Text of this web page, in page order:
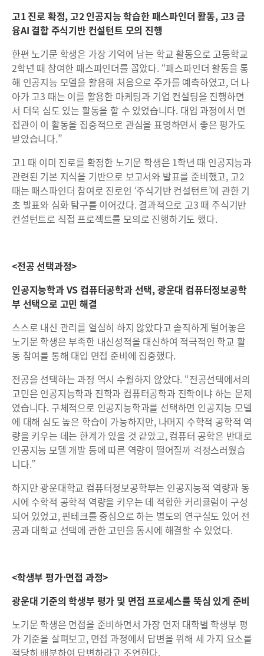
고1 진로 확정, 고2 인공지능 학습한 패스파인더 활동, 고3 금
융AI 결합 주식기반 컨설턴트 모의 진행
한편 노기문 학생은 가장 기억에 남는 학교 활동으로 고등학교
2학년 때 참여한 패스파인더를 꼽았다. “패스파인더 활동을 통
해 인공지능 모델을 활용해 처음으로 주가를 예측하였고, 더 나
아가 고3 때는 이를 활용한 마케팅과 기업 컨설팅을 진행하면
서 더욱 심도 있는 활동을 할 수 있었습니다. 대입 과정에서 면
접관이 이 활동을 집중적으로 관심을 표명하면서 좋은 평가도
받았습니다.”
고1 때 이미 진로를 확정한 노기문 학생은 1학년 때 인공지능과
관련된 기본 지식을 기반으로 보고서와 발표를 준비했고, 고2
때는 패스파인더 참여로 진로인 ‘주식기반 컨설턴트’에 관한 기
초 발표와 심화 탐구를 이어갔다. 결과적으로 고3 때 주식기반
컨설턴트로 직접 프로젝트를 모의로 진행하기도 했다.
<전공 선택과정>
인공지능학과 VS 컴퓨터공학과 선택, 광운대 컴퓨터정보공학
부 선택으로 고민 해결
스스로 내신 관리를 열심히 하지 않았다고 솔직하게 털어놓은
노기문 학생은 부족한 내신성적을 대신하여 적극적인 학교 활
동 참여를 통해 대입 면접 준비에 집중했다.
전공을 선택하는 과정 역시 수월하지 않았다. “전공선택에서의
고민은 인공지능학과 진학과 컴퓨터공학과 진학이냐 하는 문제
였습니다. 구체적으로 인공지능학과를 선택하면 인공지능 모델
에 대해 심도 높은 학습이 가능하지만, 나머지 수학적 공학적 역
량을 키우는 데는 한계가 있을 것 같았고, 컴퓨터 공학은 반대로
인공지능 모델 개발 등에 따른 역량이 떨어질까 걱정스러웠습
니다.”
하지만 광운대학교 컴퓨터정보공학부는 인공지능적 역량과 동
시에 수학적 공학적 역량을 키우는 데 적합한 커리큘럼이 구성
되어 있었고, 핀테크를 중심으로 하는 별도의 연구실도 있어 전
공과 대학교 선택에 관한 고민을 동시에 해결할 수 있었다.
<학생부 평가·면접 과정>
광운대 기준의 학생부 평가 및 면접 프로세스를 뚝심 있게 준비
노기문 학생은 면접을 준비하면서 가장 먼저 대학별 학생부 평
가 기준을 살펴보고, 면접 과정에서 답변을 위해 세 가지 요소를
적당히 배분하여 답변하라고 조언한다.